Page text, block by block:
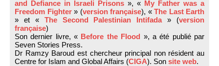
and Defiance in Israeli Prisons », « My Father was a
Freedom Fighter» (version française), « The Last Earth
» et « The Second Palestinian Intifada» (version
française)
Son dernier livre, « Before the Flood », a été publié par
Seven Stories Press.
Dr Ramzy Baroud est chercheur principal non résident au
Centre for Islam and Global Affairs (CIGA). Son site web.